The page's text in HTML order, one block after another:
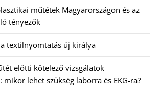
műtétek Magyarországon és az
tényezők
textilnyomtatás új királya
előtti kötelező vizsgálatok
mikor lehet szükség laborra és EKG-ra?